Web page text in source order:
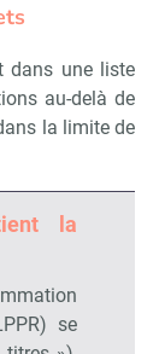
dans une liste
au-delà de
la limite de
la
se